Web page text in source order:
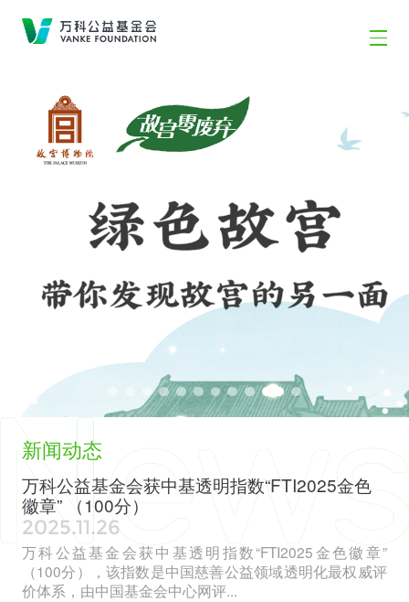
新闻动态
万科公益基金会获中基透明指数“FTI2025金色
徽章” （100分）
2025.11.26
万科公益基金会获中基透明指数“FTI2025金色徽章”
（100分），该指数是中国慈善公益领域透明化最权威评
价体系，由中国基金会中心网评...